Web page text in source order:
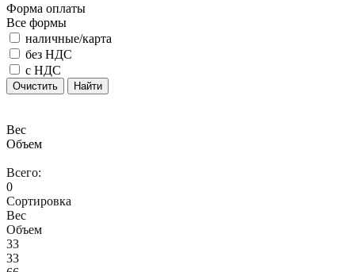
Форма оплаты
Все формы
наличные/карта
без НДС
с НДС
Очистить Найти
Вес
Объем
Всего:
0
Сортировка
Вес
Объем
33
33